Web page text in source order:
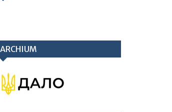
ARCHIUM